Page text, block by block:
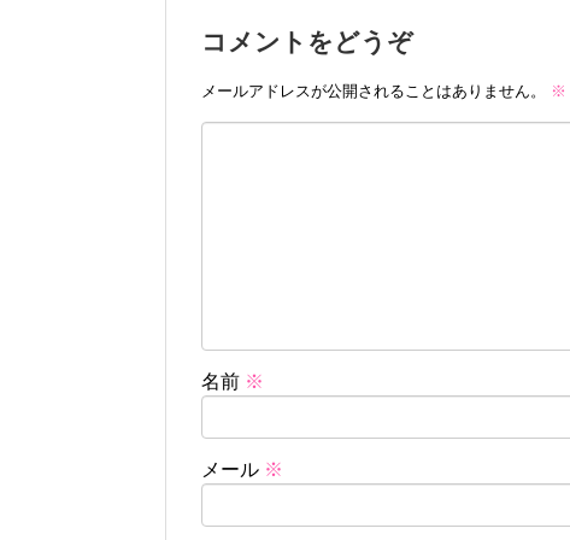
コメントをどうぞ
メールアドレスが公開されることはありません。 ※
名前 ※
メール ※